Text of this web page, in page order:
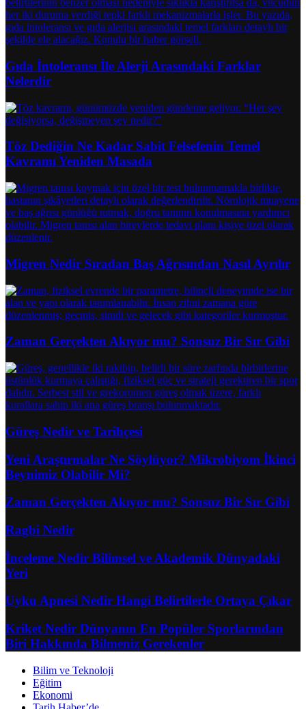
Gıda İntoleransı İle Alerji Arasındaki Farklar
Nelerdir
Töz Dediğin Ne Kadar Sabit Felsefenin Temel
Kavramı Yeniden Masada
Migren Nedir Sıradan Baş Ağrısından Nasıl Ayrılır
Zaman Gerçekten Akıyor mu? Sonsuz Bir Sır Gibi
Güreş Nedir ve Tarihçesi
Yeni Araştırmalar Ne Söylüyor? Mikrobiyom İkinci
Beynimiz Olabilir Mi?
Zaman Gerçekten Akıyor mu? Sonsuz Bir Sır Gibi
Ragbi Nedir
İnceleme Nedir Bilimsel ve Akademik Dünyadaki
Yeri
Uyku Apnesi Nedir Hangi Belirtilerle Ortaya Çıkar
Kriket Nedir Dünyanın En Popüler Sporlarından
Biri Hakkında Bilmeniz Gerekenler
Bilim ve Teknoloji
Eğitim
Ekonomi